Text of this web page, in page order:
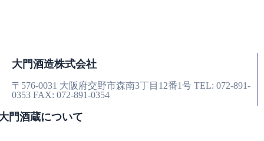
大門酒造株式会社
〒576-0031 大阪府交野市森南3丁目12番1号 TEL: 072-891-
0353 FAX: 072-891-0354
門酒蔵について